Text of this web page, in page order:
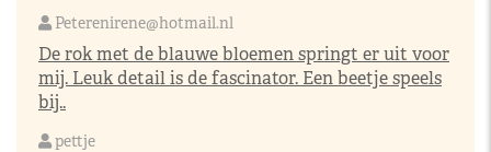
Peterenirene@hotmail.nl
De rok met de blauwe bloemen springt er uit voor
mij. Leuk detail is de fascinator. Een beetje speels
bij..
pettje